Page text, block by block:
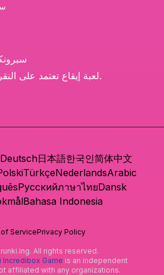
لعبة إيقاع تعتمد على النقر في عالم سبرونكي.
Deutsch日本語한국인简体中文
TürkçeNederlandsArabic
РусскийภาษาไทยDansk
Bahasa Indonesia
ServicePrivacy Policy
All rights reserved.
Incredibox Game is an independent
affiliated with any organizations.